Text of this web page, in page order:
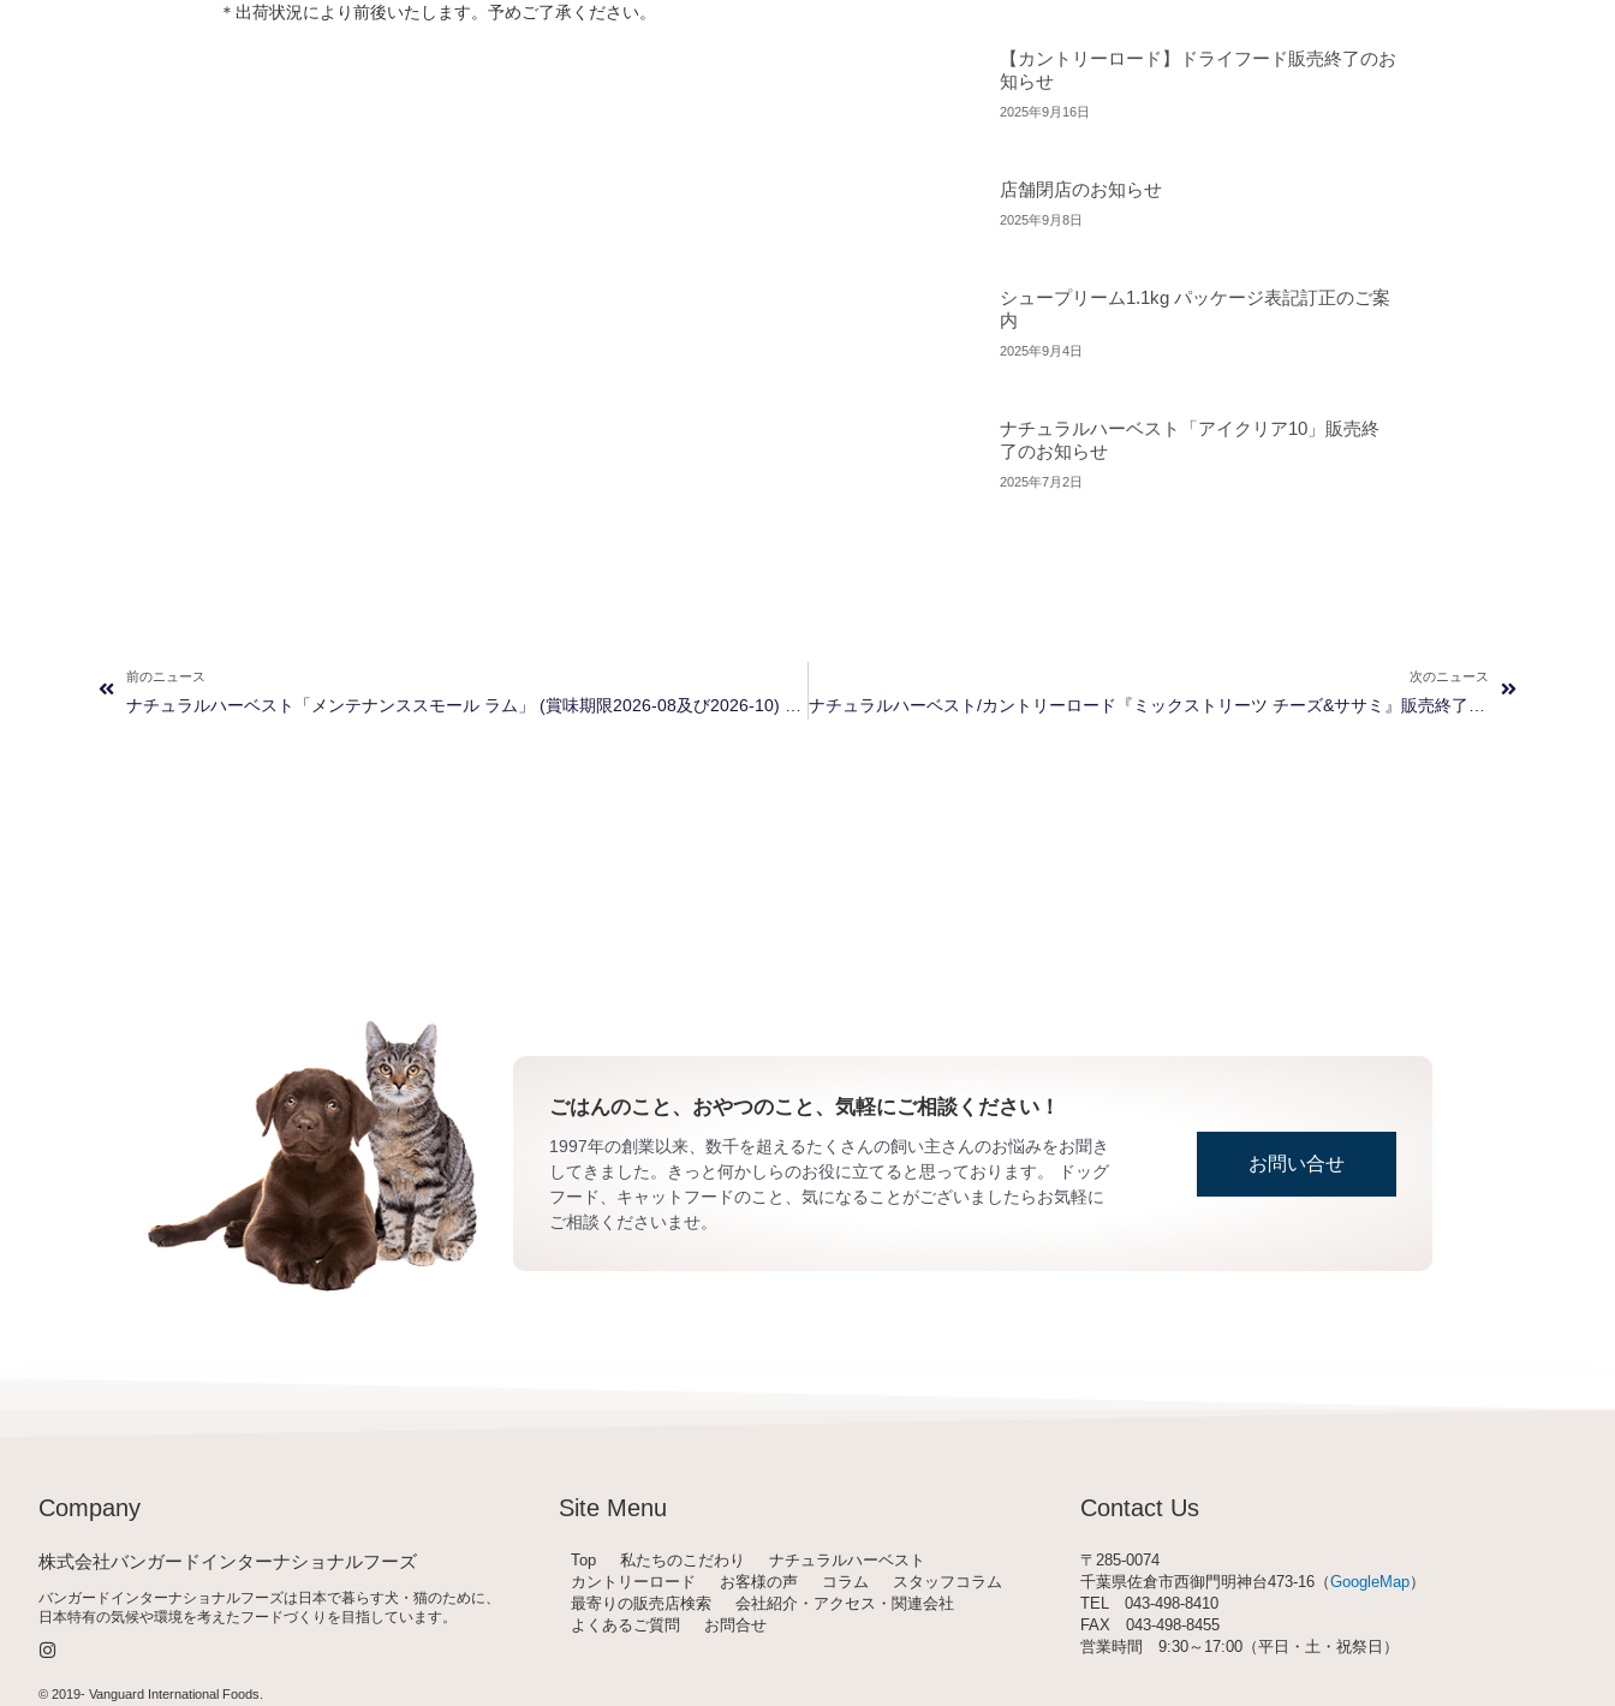
＊出荷状況により前後いたします。予めご了承ください。
【カントリーロード】ドライフード販売終了のお
知らせ
2025年9月16日
店舗閉店のお知らせ
2025年9月8日
シュープリーム1.1kg パッケージ表記訂正のご案
内
2025年9月4日
ナチュラルハーベスト「アイクリア10」販売終
了のお知らせ
2025年7月2日
前のニュース 次のニュース
ごはんのこと、おやつのこと、気軽にご相談ください！
1997年の創業以来、数千を超えるたくさんの飼い主さんのお悩みをお聞き
してきました。きっと何かしらのお役に立てると思っております。 ドッグ
フード、キャットフードのこと、気になることがございましたらお気軽に
ご相談くださいませ。
お問い合せ
Company
株式会社バンガードインターナショナルフーズ
バンガードインターナショナルフーズは日本で暮らす犬・猫のために、
日本特有の気候や環境を考えたフードづくりを目指しています。
n
t
© 2019- Vanguard International Foods
Site Menu
Top 私たちのこだわり
ナチュラルハーベスト
カントリーロード
お客様の声 コラム
スタッフコラム
最寄りの販売店検索
会社紹介・アクセス・関連会社
よくあるご質問
お問合せ
Contact Us
〒285-0074
千葉県佐倉市西御門明神台473-16（GoogleMap）
TEL 043-498-8410
FAX 043-498-8455
営業時間 9:30～17:00（平日・土・祝祭日）